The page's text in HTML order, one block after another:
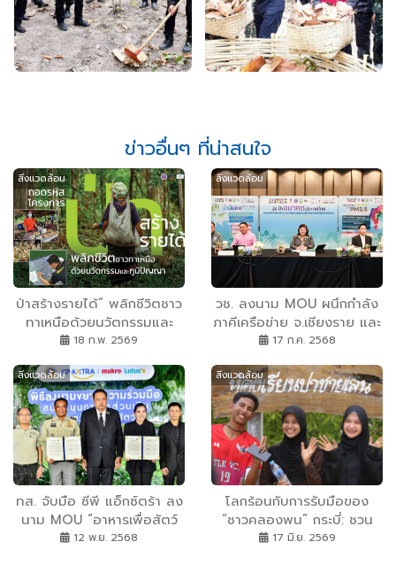
ข่าวอื่นๆ ที่น่าสนใจ
สิ่งแวดล้อม
ป่าสร้างรายได้” พลิกชีวิตชาว
ทาเหนือด้วยนวัตกรรมและ
ภูมิปัญญา
18 ก.พ. 2569
สิ่งแวดล้อม
วช. ลงนาม MOU ผนึกกำลัง
ภาคีเครือข่าย จ.เชียงราย และ
จ.พะเยา ดันเป้าหมาย “มุ่งเป้า
น้ำมั่นคง” ด้วยวิจัยและ
นวัตกรรม
17 ก.ค. 2568
สิ่งแวดล้อม
ทส. จับมือ ซีพี แอ็กซ์ตร้า ลง
นาม MOU “อาหารเพื่อสัตว์
ป่า” ส่งต่ออาหารส่วนเกินสู่
12 พ.ย. 2568
สิ่งแวดล้อม
โลกร้อนกับการรับมือของ
“ชาวคลองพน” กระบี่: ชวน
เด็กปลูกป่าชายเลน-หนุนชาว
17 มิ.ย. 2569